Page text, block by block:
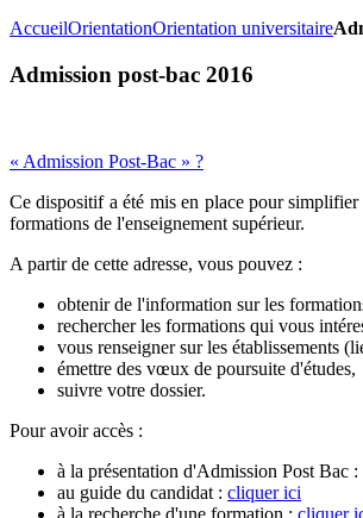
AccueilOrientationOrientation universitaire
Admission post-bac 2016
« Admission Post-Bac » ?
Ce dispositif a été mis en place pour
formations de l'enseignement supérieur.
A partir de cette adresse, vous pouvez :
obtenir de l'information sur les
rechercher les formations qui vous
vous renseigner sur les établissements
émettre des vœux de poursuite d'études,
suivre votre dossier.
Pour avoir accès :
à la présentation d'Admission Post Bac :
au guide du candidat : cliquer ici
à la recherche d'une formation : cliquer